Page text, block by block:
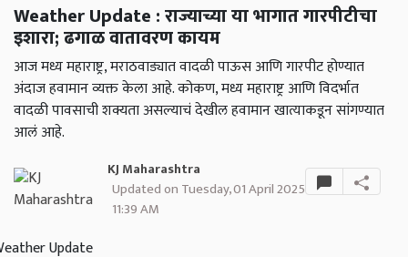
Weather Update : राज्याच्या या भागात गारपीटीचा
इशारा; ढगाळ वातावरण कायम
आज मध्य महाराष्ट्र, मराठवाड्यात वादळी पाऊस आणि गारपीट होण्यात
अंदाज हवामान व्यक्त केला आहे. कोकण, मध्य महाराष्ट्र आणि विदर्भात
वादळी पावसाची शक्यता असल्याचं देखील हवामान खात्याकडून सांगण्यात
आलं आहे.
KJ Maharashtra
Updated on Tuesday, 01 April 2025
11:39 AM